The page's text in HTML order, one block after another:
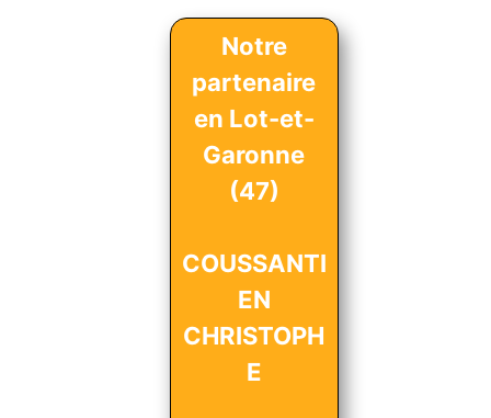
Notre
partenaire
en Lot-et-
Garonne
(47)
COUSSANTI
EN
CHRISTOPH
E